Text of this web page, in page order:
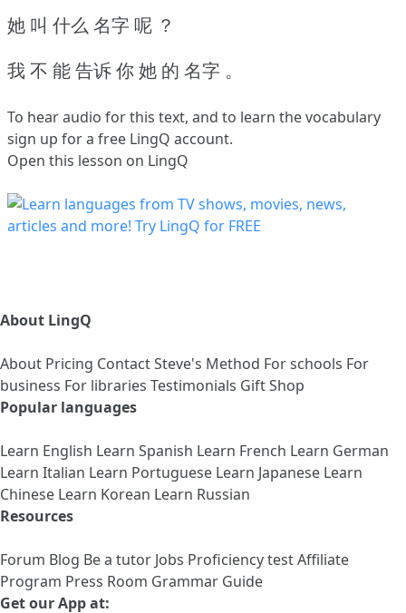
她 叫 什么 名字 呢 ？
我 不 能 告诉 你 她 的 名字 。
To hear audio for this text, and to learn the vocabulary
sign up for a free LingQ account.
Open this lesson on LingQ
About LingQ
About Pricing ContactSteve's Method For schools For
business For libraries Testimonials Gift Shop
Popular languages
Learn English Learn Spanish Learn French Learn German
Learn Italian Learn Portuguese Learn Japanese Learn
Chinese Learn Korean Learn Russian
Resources
Forum Blog Be a tutor Jobs Proficiency testAffiliate
Program Press Room Grammar Guide
Get our App at: